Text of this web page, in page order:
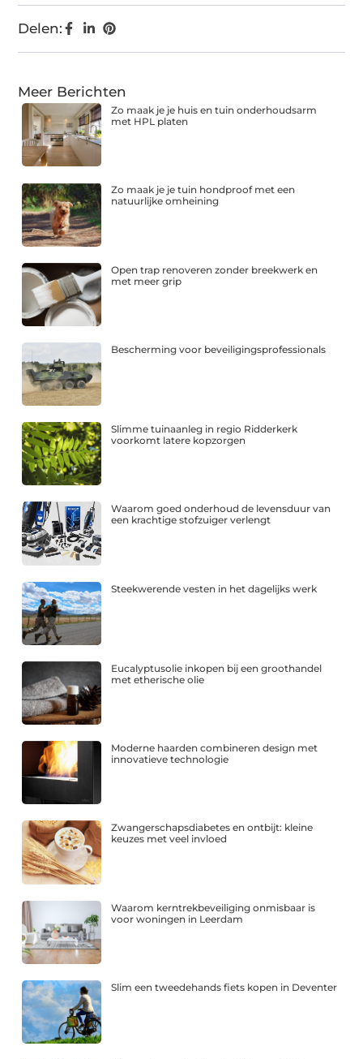
Delen:
Meer Berichten
Zo maak je je huis en tuin onderhoudsarm
met HPL platen
Zo maak je je tuin hondproof met een
natuurlijke omheining
Open trap renoveren zonder breekwerk en
met meer grip
Bescherming voor beveiligingsprofessionals
Slimme tuinaanleg in regio Ridderkerk
voorkomt latere kopzorgen
Waarom goed onderhoud de levensduur van
een krachtige stofzuiger verlengt
Steekwerende vesten in het dagelijks werk
Eucalyptusolie inkopen bij een groothandel
met etherische olie
Moderne haarden combineren design met
innovatieve technologie
Zwangerschapsdiabetes en ontbijt: kleine
keuzes met veel invloed
Waarom kerntrekbeveiliging onmisbaar is
voor woningen in Leerdam
Slim een tweedehands fiets kopen in Deventer